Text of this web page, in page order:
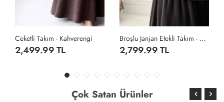
Ceketli Takım - Kahverengi
2,499.99 TL
Broşlu Janjan Etekli Takım - Siyah
2,799.99 TL
Çok Satan Ürünler